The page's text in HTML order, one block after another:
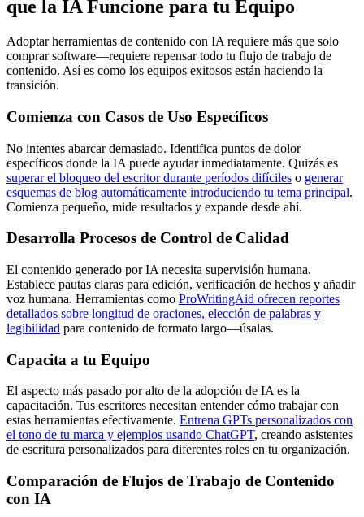
que la IA Funcione para tu Equipo
Adoptar herramientas de contenido con IA requiere más que solo
comprar software—requiere repensar todo tu flujo de trabajo de
contenido. Así es como los equipos exitosos están haciendo la
transición.
Comienza con Casos de Uso Específicos
No intentes abarcar demasiado. Identifica puntos de dolor
específicos donde la IA puede ayudar inmediatamente. Quizás es
superar el bloqueo del escritor durante períodos difíciles o generar
esquemas de blog automáticamente introduciendo tu tema principal.
Comienza pequeño, mide resultados y expande desde ahí.
Desarrolla Procesos de Control de Calidad
El contenido generado por IA necesita supervisión humana.
Establece pautas claras para edición, verificación de hechos y añadir
voz humana. Herramientas como ProWritingAid ofrecen reportes
detallados sobre longitud de oraciones, elección de palabras y
legibilidad para contenido de formato largo—úsalas.
Capacita a tu Equipo
El aspecto más pasado por alto de la adopción de IA es la
capacitación. Tus escritores necesitan entender cómo trabajar con
estas herramientas efectivamente. Entrena GPTs personalizados con
el tono de tu marca y ejemplos usando ChatGPT, creando asistentes
de escritura personalizados para diferentes roles en tu organización.
Comparación de Flujos de Trabajo de Contenido
con IA